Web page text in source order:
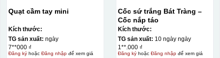
Quạt cầm tay mini
Kích thước:
TG sản xuất: ngày
7**000 ₫
Đăng kýhoặc Đăng nhậpđể xem giá
Cốc sứ trắng Bát Tràng –
Cốc nắp táo
Kích thước:
TG sản xuất: 10 ngày ngày
1**.000 ₫
Đăng kýhoặc Đăng nhậpđể xem giá